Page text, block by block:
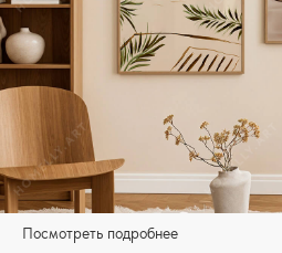
Посмотреть подробнее